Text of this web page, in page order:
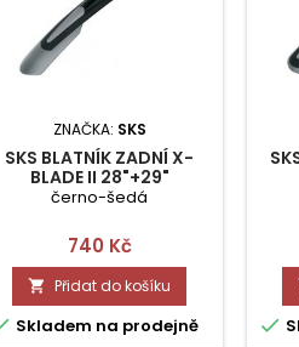
ZNAČKA: SKS
SKS BLATNÍK ZADNÍ X-
BLADE II 28"+29"
černo-šedá
Cena
740 Kč
 Přidat do košíku
Skladem na prodejně 